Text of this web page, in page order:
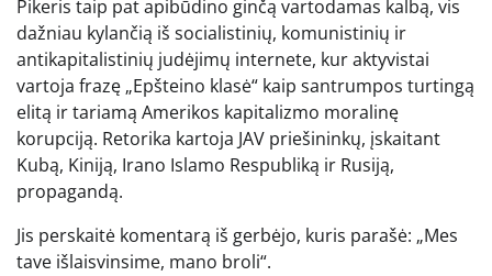
Pikeris taip pat apibūdino ginčą vartodamas kalbą, vis
dažniau kylančią iš socialistinių, komunistinių ir
antikapitalistinių judėjimų internete, kur aktyvistai
vartoja frazę „Epšteino klasė“ kaip santrumpos turtingą
elitą ir tariamą Amerikos kapitalizmo moralinę
korupciją. Retorika kartoja JAV priešininkų, įskaitant
Kubą, Kiniją, Irano Islamo Respubliką ir Rusiją,
propagandą.
Jis perskaitė komentarą iš gerbėjo, kuris parašė: „Mes
tave išlaisvinsime, mano broli“.